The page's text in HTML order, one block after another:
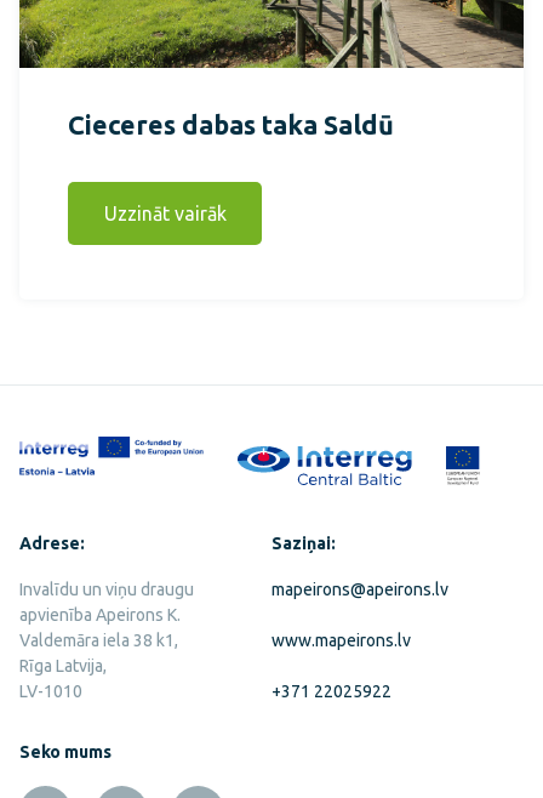
Cieceres dabas taka Saldū
Uzzināt vairāk
Adrese:
Invalīdu un viņu draugu
apvienība Apeirons K.
Valdemāra iela 38 k1,
Rīga Latvija,
LV-1010
Saziņai:
mapeirons@apeirons.lv
www.mapeirons.lv
+371 22025922
Seko mums